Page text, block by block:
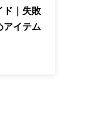
ド｜失敗
アイテム